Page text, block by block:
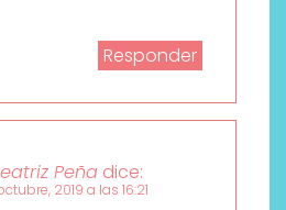
Responder
Peña dice:
2019 a las 16:21